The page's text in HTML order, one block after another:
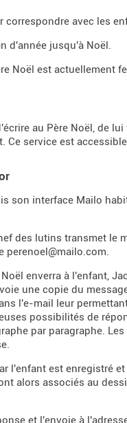
correspondre avec les
d'année jusqu'à Noël.
Noël est actuellement
au Père Noël, de
service est
son interface Mailo
des lutins transmet le
perenoel@mailo.com.
enverra à l'enfant,
une copie du
l'e-mail leur
possibilités de
par paragraphe.
l'enfant est enregistré
alors associés au
et l'envoie à